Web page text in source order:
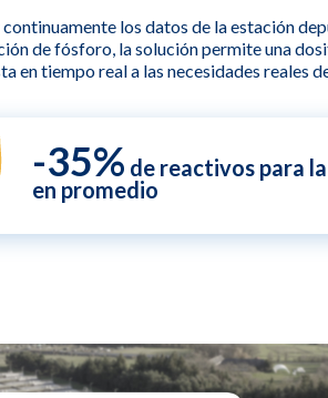
los datos de la estación
de fósforo, la solución permite una
en tiempo real a las necesidades reales
-35% de reactivos para
en promedio